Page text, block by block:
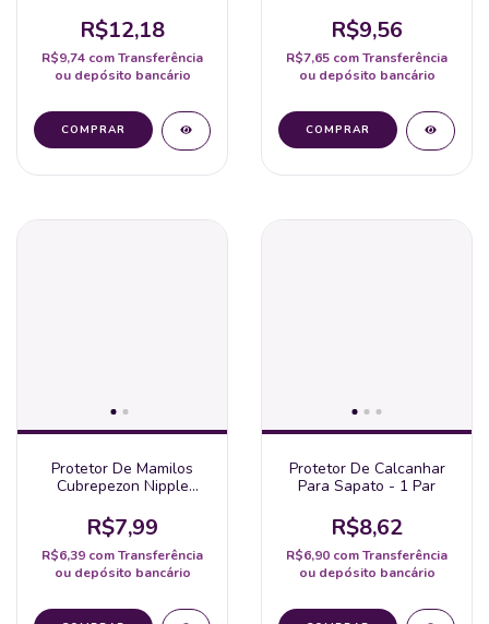
R$12,18
R$9,74 comTransferência
ou depósito bancário
R$9,56
R$7,65 comTransferência
ou depósito bancário
Protetor De Mamilos
Cubrepezon Nipple
R$7,99
R$6,39 comTransferência
ou depósito bancário
Protetor De Calcanhar
Para Sapato - 1 Par
R$8,62
R$6,90 comTransferência
ou depósito bancário